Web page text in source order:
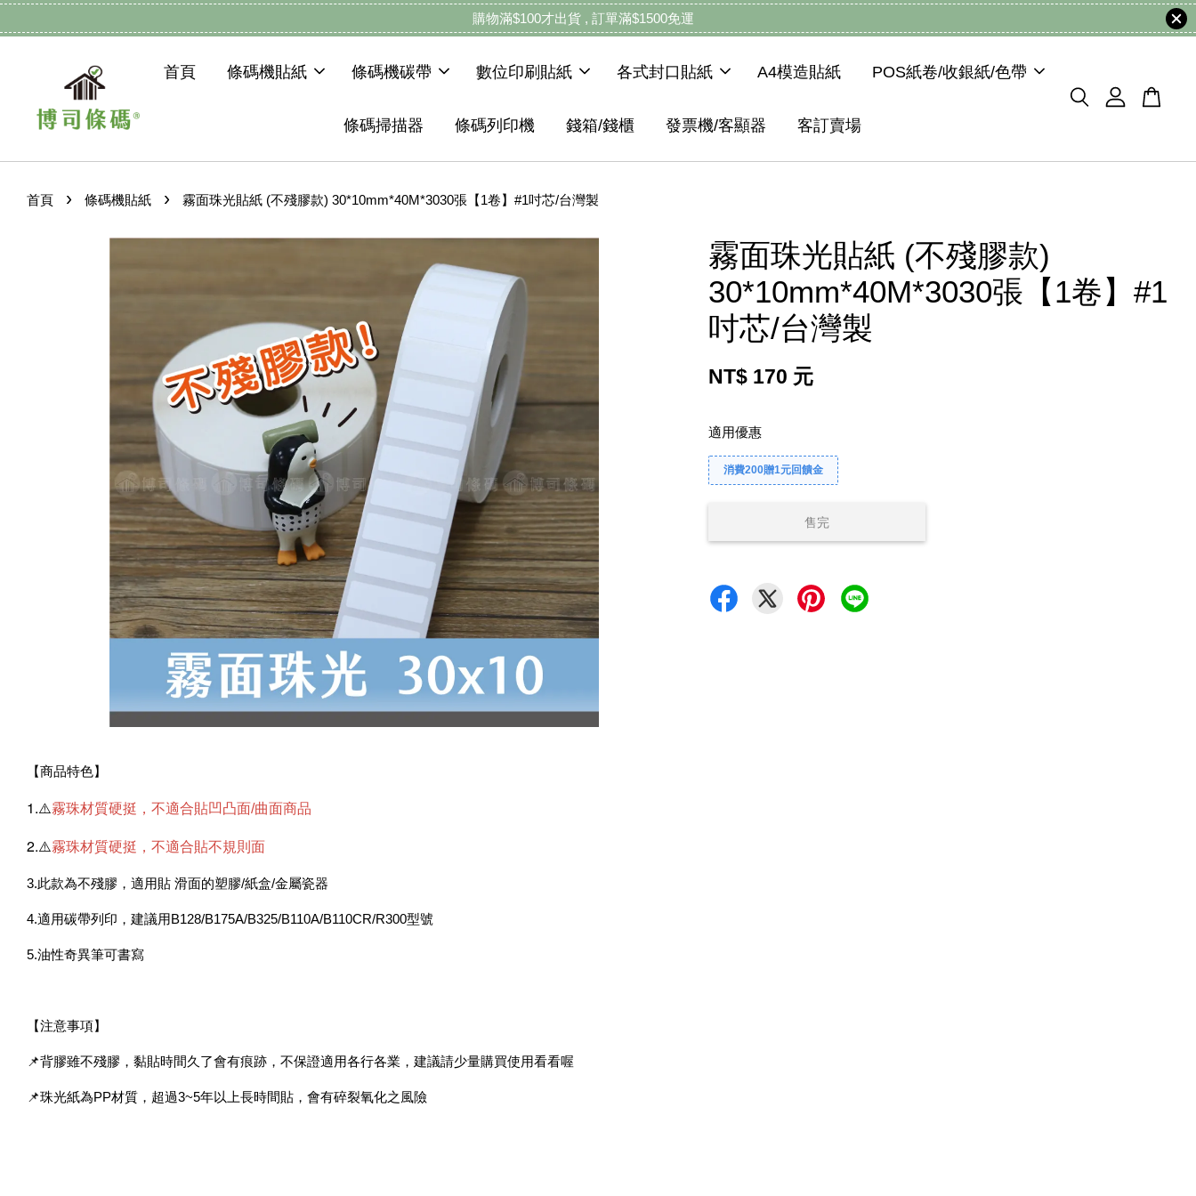
購物滿$100才出貨 , 訂單滿$1500免運
首頁 條碼機貼紙 條碼機碳帶 數位印刷貼紙 各式封口貼紙 A4模造貼紙 POS紙卷/收銀紙/色帶
條碼掃描器 條碼列印機 錢箱/錢櫃 發票機/客顯器 客訂賣場
首頁 › 條碼機貼紙 › 霧面珠光貼紙 (不殘膠款) 30*10mm*40M*3030張【1卷】#1吋芯/台灣製
霧面珠光貼紙 (不殘膠款)
30*10mm*40M*3030張【1卷】#1
吋芯/台灣製
NT$ 170 元
適用優惠
消費200贈1元回饋金
售完
【商品特色】
1.⚠️霧珠材質硬挺，不適合貼凹凸面/曲面商品
2.⚠️霧珠材質硬挺，不適合貼不規則面
3.此款為不殘膠，適用貼 滑面的塑膠/紙盒/金屬瓷器
4.適用碳帶列印，建議用B128/B175A/B325/B110A/B110CR/R300型號
5.油性奇異筆可書寫
【注意事項】
📌背膠雖不殘膠，黏貼時間久了會有痕跡，不保證適用各行各業，建議請少量購買使用看看喔
📌珠光紙為PP材質，超過3~5年以上長時間貼，會有碎裂氧化之風險